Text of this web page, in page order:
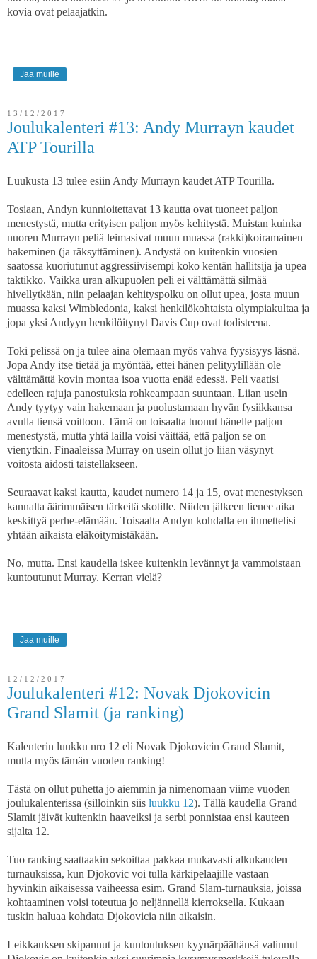
kovia ovat pelaajatkin.
Jaa muille
13/12/2017
Joulukalenteri #13: Andy Murrayn kaudet
ATP Tourilla
Luukusta 13 tulee esiin Andy Murrayn kaudet ATP Tourilla.
Tosiaan, Andyn kunnioitettavat 13 kautta ovat tuoneet paljon
menestystä, mutta erityisen paljon myös kehitystä. Muistan kuinka
nuoren Murrayn peliä leimasivat muun muassa (rakki)koiramainen
hakeminen (ja räksyttäminen). Andystä on kuitenkin vuosien
saatossa kuoriutunut aggressiivisempi koko kentän hallitsija ja upea
taktikko. Vaikka uran alkupuolen peli ei välttämättä silmää
hivellytkään, niin pelaajan kehityspolku on ollut upea, josta muun
muassa kaksi Wimbledonia, kaksi henkilökohtaista olympiakultaa ja
jopa yksi Andyyn henkilöitynyt Davis Cup ovat todisteena.
Toki pelissä on ja tulee aina olemaan myös vahva fyysisyys läsnä.
Jopa Andy itse tietää ja myöntää, ettei hänen pelityylillään ole
välttämättä kovin montaa isoa vuotta enää edessä. Peli vaatisi
edelleen rajuja panostuksia rohkeampaan suuntaan. Liian usein
Andy tyytyy vain hakemaan ja puolustamaan hyvän fysiikkansa
avulla tiensä voittoon. Tämä on toisaalta tuonut hänelle paljon
menestystä, mutta yhtä lailla voisi väittää, että paljon se on
vienytkin. Finaaleissa Murray on usein ollut jo liian väsynyt
voitosta aidosti taistellakseen.
Seuraavat kaksi kautta, kaudet numero 14 ja 15, ovat menestyksen
kannalta äärimmäisen tärkeitä skotille. Niiden jälkeen lienee aika
keskittyä perhe-elämään. Toisaalta Andyn kohdalla en ihmettelisi
yhtään aikaista eläköitymistäkään.
No, mutta. Ensi kaudella iskee kuitenkin levännyt ja vammoistaan
kuntoutunut Murray. Kerran vielä?
Jaa muille
12/12/2017
Joulukalenteri #12: Novak Djokovicin
Grand Slamit (ja ranking)
Kalenterin luukku nro 12 eli Novak Djokovicin Grand Slamit,
mutta myös tämän vuoden ranking!
Tästä on ollut puhetta jo aiemmin ja nimenomaan viime vuoden
joulukalenterissa (silloinkin siis luukku 12). Tällä kaudella Grand
Slamit jäivät kuitenkin haaveiksi ja serbi ponnistaa ensi kauteen
sijalta 12.
Tuo ranking saattaakin sekoittaa pakkaa mukavasti alkukauden
turnauksissa, kun Djokovic voi tulla kärkipelaajille vastaan
hyvinkin aikaisessa vaiheessa esim. Grand Slam-turnauksia, joissa
kohtaaminen voisi toteutua jo neljännellä kierroksella. Kukaan
tuskin haluaa kohdata Djokovicia niin aikaisin.
Leikkauksen skipannut ja kuntoutuksen kyynärpäähänsä valinnut